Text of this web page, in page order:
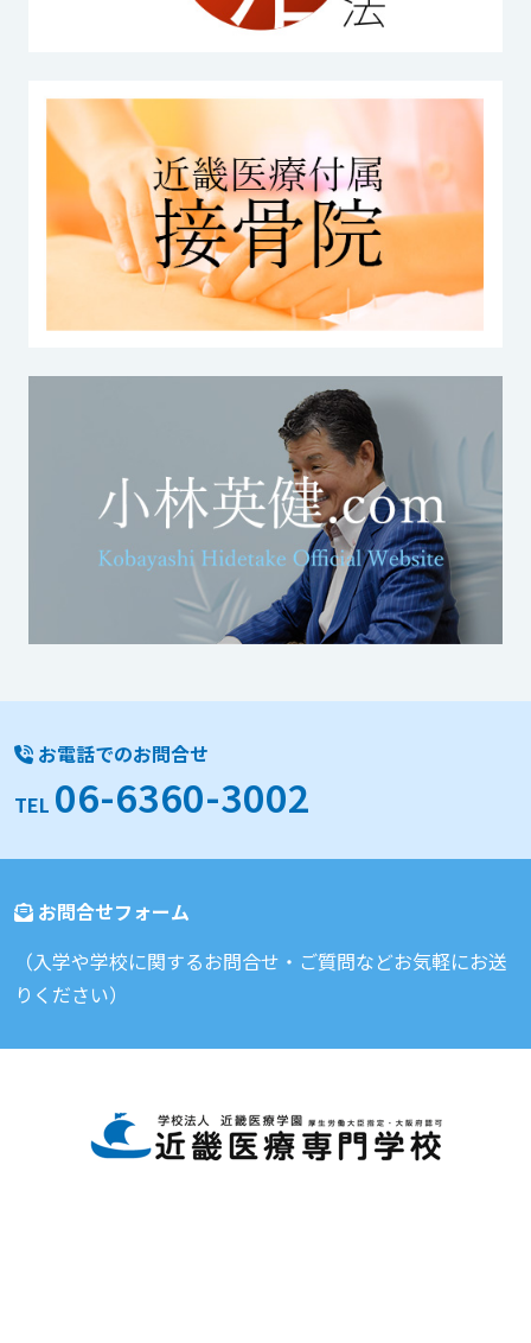
お電話でのお問合せ
TEL 06-6360-3002
お問合せフォーム
（入学や学校に関するお問合せ・ご質問などお気軽にお送
りください）